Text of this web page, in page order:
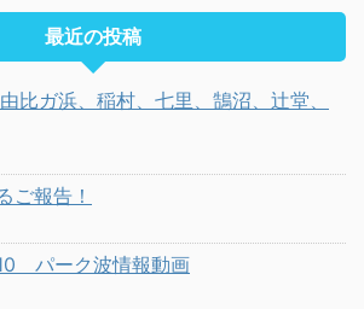
最近の投稿
ガ浜、稲村、七里、鵠沼、辻堂、
ご報告！
パーク波情報動画